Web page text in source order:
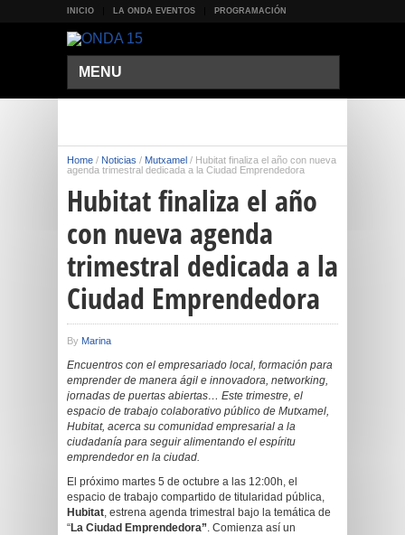
INICIO LA ONDA EVENTOS PROGRAMACIÓN
MENU
Home / Noticias / Mutxamel / Hubitat finaliza el año con nueva
agenda trimestral dedicada a la Ciudad Emprendedora
Hubitat finaliza el año
con nueva agenda
trimestral dedicada a la
Ciudad Emprendedora
By Marina
Encuentros con el empresariado local, formación para
emprender de manera ágil e innovadora, networking,
jornadas de puertas abiertas… Este trimestre, el
espacio de trabajo colaborativo público de Mutxamel,
Hubitat, acerca su comunidad empresarial a la
ciudadanía para seguir alimentando el espíritu
emprendedor en la ciudad.
El próximo martes 5 de octubre a las 12:00h, el
espacio de trabajo compartido de titularidad pública,
Hubitat, estrena agenda trimestral bajo la temática de
“La Ciudad Emprendedora”. Comienza así un